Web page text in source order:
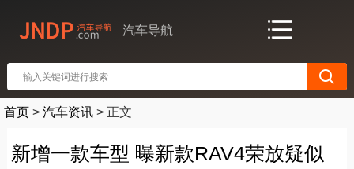
汽车导航
首页 > 汽车资讯 > 正文
新增一款车型 曝新款RAV4荣放疑似